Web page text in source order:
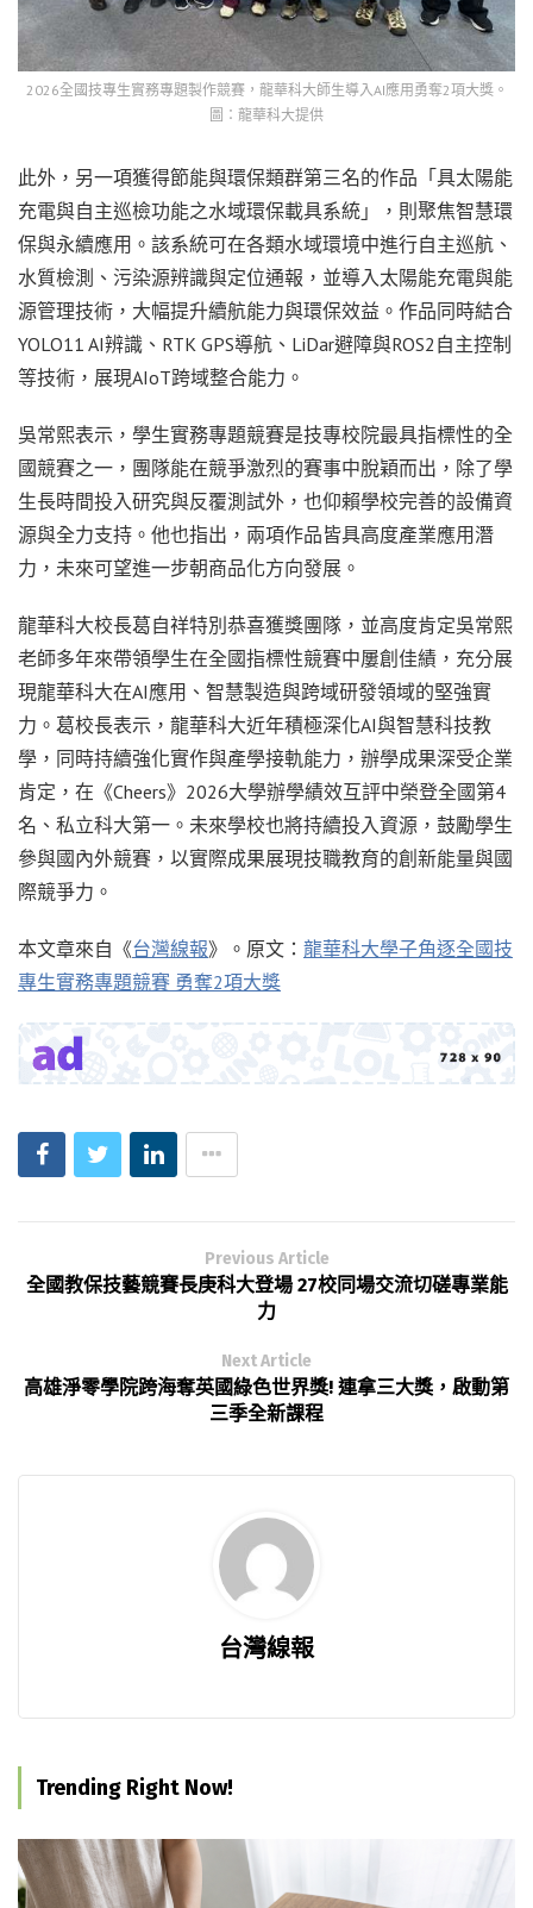
2026全國技專生實務專題製作競賽，龍華科大師生導入AI應用勇奪2項大獎。
圖：龍華科大提供
此外，另一項獲得節能與環保類群第三名的作品「具太陽能
充電與自主巡檢功能之水域環保載具系統」，則聚焦智慧環
保與永續應用。該系統可在各類水域環境中進行自主巡航、
水質檢測、污染源辨識與定位通報，並導入太陽能充電與能
源管理技術，大幅提升續航能力與環保效益。作品同時結合
YOLO11 AI辨識、RTK GPS導航、LiDar避障與ROS2自主控制
等技術，展現AIoT跨域整合能力。
吳常熙表示，學生實務專題競賽是技專校院最具指標性的全
國競賽之一，團隊能在競爭激烈的賽事中脫穎而出，除了學
生長時間投入研究與反覆測試外，也仰賴學校完善的設備資
源與全力支持。他也指出，兩項作品皆具高度產業應用潛
力，未來可望進一步朝商品化方向發展。
龍華科大校長葛自祥特別恭喜獲獎團隊，並高度肯定吳常熙
老師多年來帶領學生在全國指標性競賽中屢創佳績，充分展
現龍華科大在AI應用、智慧製造與跨域研發領域的堅強實
力。葛校長表示，龍華科大近年積極深化AI與智慧科技教
學，同時持續強化實作與產學接軌能力，辦學成果深受企業
肯定，在《Cheers》2026大學辦學績效互評中榮登全國第4
名、私立科大第一。未來學校也將持續投入資源，鼓勵學生
參與國內外競賽，以實際成果展現技職教育的創新能量與國
際競爭力。
本文章來自《台灣線報》。原文： 龍華科大學子角逐全國技
專生實務專題競賽 勇奪2項大獎
Previous Article
全國教保技藝競賽長庚科大登場 27校同場交流切磋專業能
力
Next Article
高雄淨零學院跨海奪英國綠色世界獎! 連拿三大獎，啟動第
三季全新課程
台灣線報
Trending Right Now!